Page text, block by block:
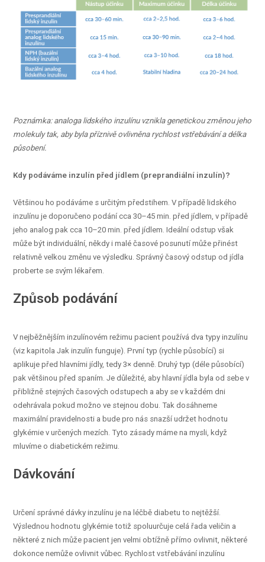
Poznámka: analoga lidského inzulínu vznikla genetickou změnou jeho
molekuly tak, aby byla příznivě ovlivněna rychlost vstřebávání a délka
působení.
Kdy podáváme inzulín před jídlem (preprandiální inzulín)?
Většinou ho podáváme s určitým předstihem. V případě lidského
inzulínu je doporučeno podání cca 30–45 min. před jídlem, v případě
jeho analog pak cca 10–20 min. před jídlem. Ideální odstup však
může být individuální, někdy i malé časové posunutí může přinést
relativně velkou změnu ve výsledku. Správný časový odstup od jídla
proberte se svým lékařem.
Způsob podávání
V nejběžnějším inzulínovém režimu pacient používá dva typy inzulínu
(viz kapitola Jak inzulín funguje). První typ (rychle působící) si
aplikuje před hlavními jídly, tedy 3× denně. Druhý typ (déle působící)
pak většinou před spaním. Je důležité, aby hlavní jídla byla od sebe v
přibližně stejných časových odstupech a aby se v každém dni
odehrávala pokud možno ve stejnou dobu. Tak dosáhneme
maximální pravidelnosti a bude pro nás snazší udržet hodnotu
glykémie v určených mezích. Tyto zásady máme na mysli, když
mluvíme o diabetickém režimu.
Dávkování
Určení správné dávky inzulínu je na léčbě diabetu to nejtěžší.
Výslednou hodnotu glykémie totiž spoluurčuje celá řada veličin a
některé z nich může pacient jen velmi obtížně přímo ovlivnit, některé
dokonce nemůže ovlivnit vůbec. Rychlost vstřebávání inzulínu